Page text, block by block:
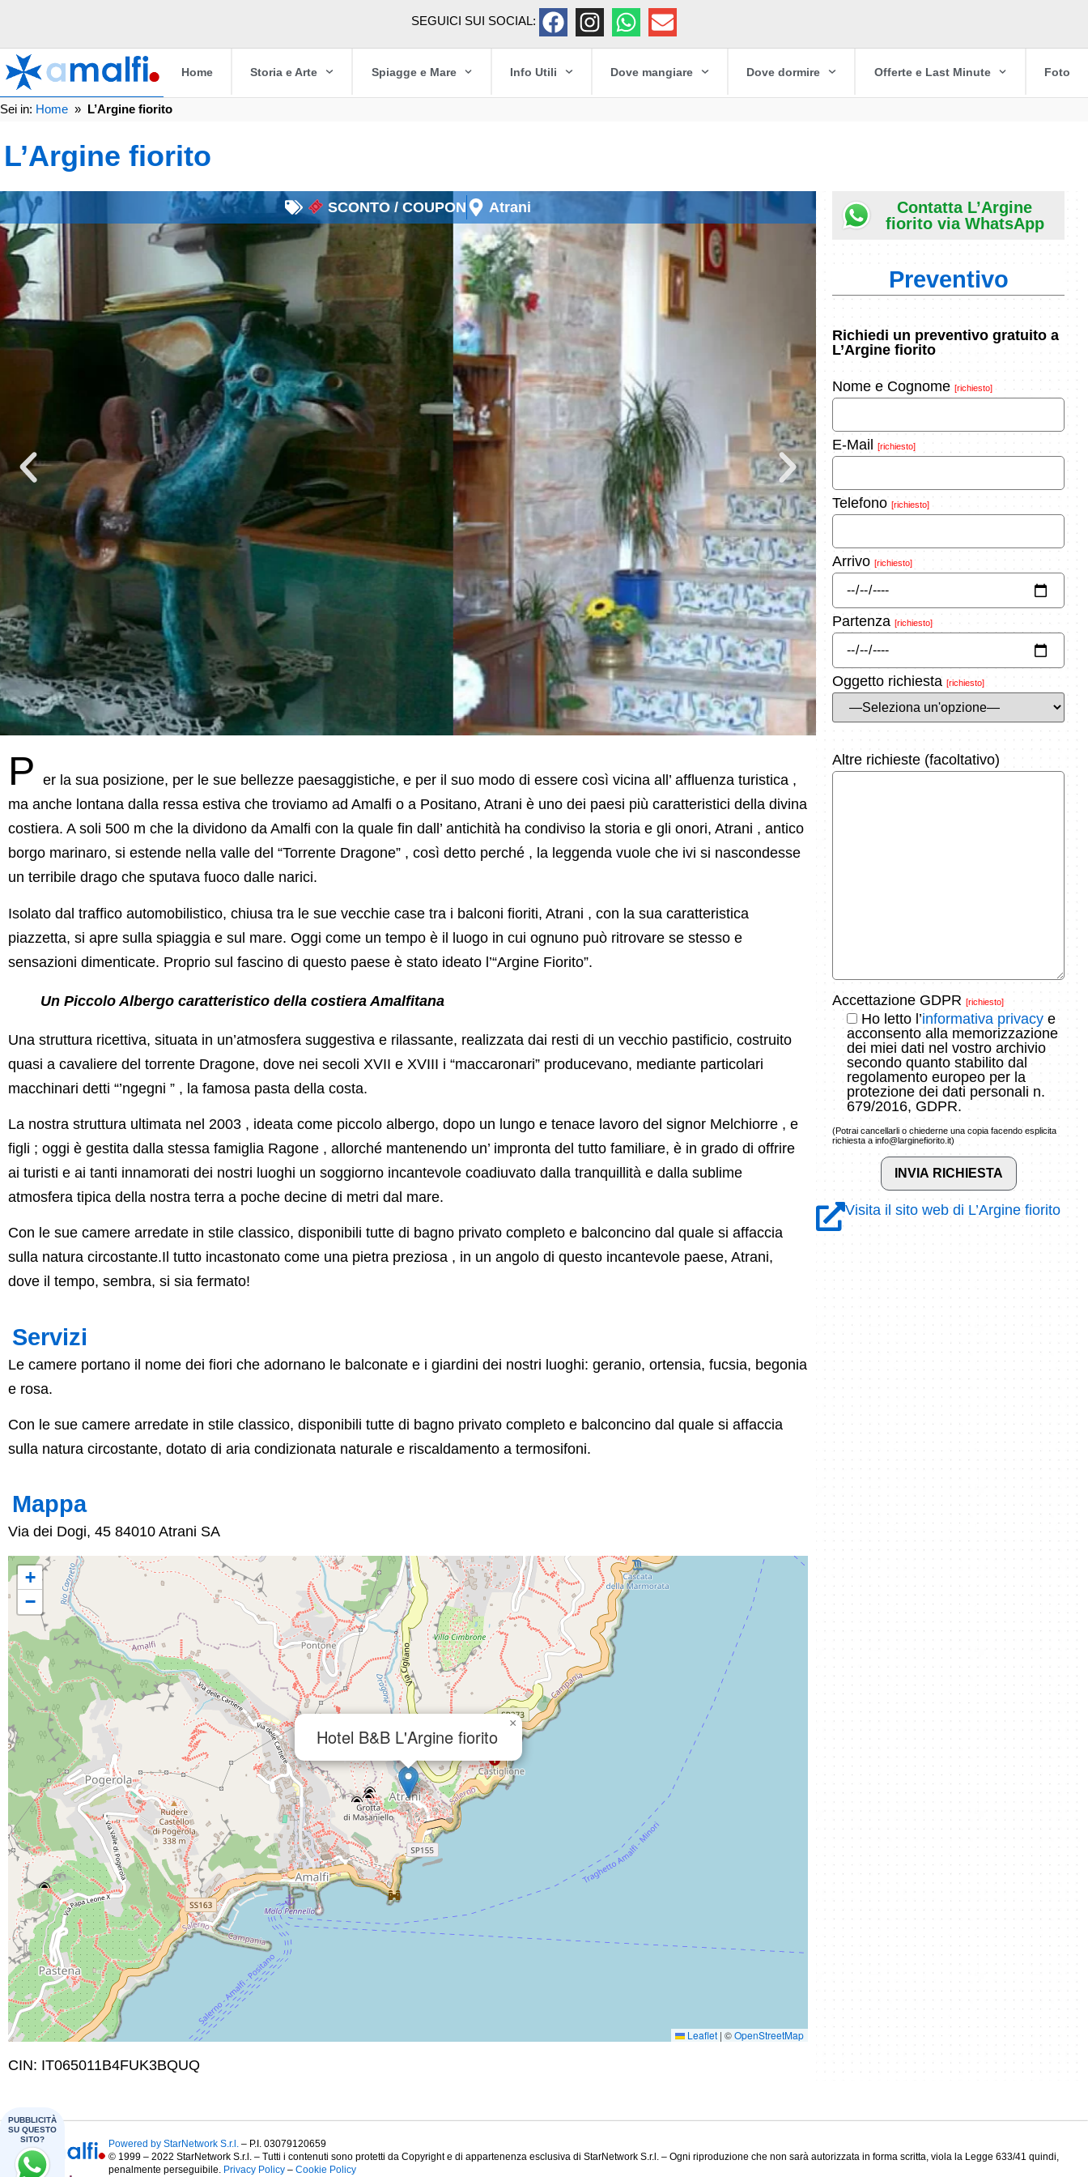
SEGUICI SUI SOCIAL:
Home Storia e Arte Spiagge e Mare Info Utili Dove mangiare Dove dormire Offerte e Last Minute Foto
Sei in: Home » L’Argine fiorito
L’Argine fiorito
SCONTO / COUPON Atrani
P er la sua posizione, per le sue bellezze paesaggistiche, e per il suo modo di essere così vicina all’ affluenza turistica ,
ma anche lontana dalla ressa estiva che troviamo ad Amalfi o a Positano, Atrani è uno dei paesi più caratteristici della divina
costiera. A soli 500 m che la dividono da Amalfi con la quale fin dall’ antichità ha condiviso la storia e gli onori, Atrani , antico
borgo marinaro, si estende nella valle del “Torrente Dragone” , così detto perché , la leggenda vuole che ivi si nascondesse
un terribile drago che sputava fuoco dalle narici.
Isolato dal traffico automobilistico, chiusa tra le sue vecchie case tra i balconi fioriti, Atrani , con la sua caratteristica
piazzetta, si apre sulla spiaggia e sul mare. Oggi come un tempo è il luogo in cui ognuno può ritrovare se stesso e
sensazioni dimenticate. Proprio sul fascino di questo paese è stato ideato l’“Argine Fiorito”.
Un Piccolo Albergo caratteristico della costiera Amalfitana
Una struttura ricettiva, situata in un’atmosfera suggestiva e rilassante, realizzata dai resti di un vecchio pastificio, costruito
quasi a cavaliere del torrente Dragone, dove nei secoli XVII e XVIII i “maccaronari” producevano, mediante particolari
macchinari detti “’ngegni ” , la famosa pasta della costa.
La nostra struttura ultimata nel 2003 , ideata come piccolo albergo, dopo un lungo e tenace lavoro del signor Melchiorre , e
figli ; oggi è gestita dalla stessa famiglia Ragone , allorché mantenendo un’ impronta del tutto familiare, è in grado di offrire
ai turisti e ai tanti innamorati dei nostri luoghi un soggiorno incantevole coadiuvato dalla tranquillità e dalla sublime
atmosfera tipica della nostra terra a poche decine di metri dal mare.
Con le sue camere arredate in stile classico, disponibili tutte di bagno privato completo e balconcino dal quale si affaccia
sulla natura circostante.Il tutto incastonato come una pietra preziosa , in un angolo di questo incantevole paese, Atrani,
dove il tempo, sembra, si sia fermato!
Servizi
Le camere portano il nome dei fiori che adornano le balconate e i giardini dei nostri luoghi: geranio, ortensia, fucsia, begonia
e rosa.
Con le sue camere arredate in stile classico, disponibili tutte di bagno privato completo e balconcino dal quale si affaccia
sulla natura circostante, dotato di aria condizionata naturale e riscaldamento a termosifoni.
Mappa
Via dei Dogi, 45 84010 Atrani SA
Hotel B&B L'Argine fiorito
×
+
−
Leaflet | ©OpenStreetMap
CIN: IT065011B4FUK3BQUQ
Contatta L’Argine
fiorito via WhatsApp
Preventivo
Richiedi un preventivo gratuito a
L’Argine fiorito
Nome e Cognome [richiesto]
E-Mail [richiesto]
Telefono [richiesto]
Arrivo [richiesto]
Partenza [richiesto]
Oggetto richiesta [richiesto]
Altre richieste (facoltativo)
Accettazione GDPR [richiesto]
Ho letto l’informativa privacy e
acconsento alla memorizzazione
dei miei dati nel vostro archivio
secondo quanto stabilito dal
regolamento europeo per la
protezione dei dati personali n.
679/2016, GDPR.
(Potrai cancellarli o chiederne una copia facendo esplicita
richiesta a info@larginefiorito.it)
Visita il sito web di L’Argine fiorito
Powered by StarNetwork S.r.l. – P.I. 03079120659
© 1999 – 2022 StarNetwork S.r.l. – Tutti i contenuti sono protetti da Copyright e di appartenenza esclusiva di StarNetwork S.r.l. – Ogni riproduzione che non sarà autorizzata in forma scritta, viola la Legge 633/41 quindi,
penalmente perseguibile. Privacy Policy –Cookie Policy
PUBBLICITÀ
SU QUESTO
SITO?